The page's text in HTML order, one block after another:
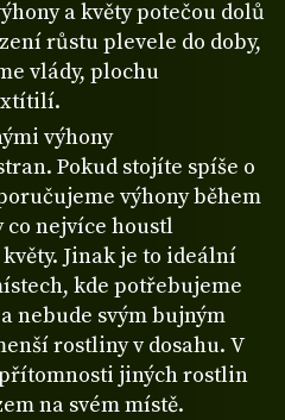
a květy potečou dolů
růstu plevele do doby,
vlády, plochu
výhony
Pokud stojíte spíše o
výhony během
co nejvíce houstl
Jinak je to ideální
kde potřebujeme
nebude svým bujným
rostliny v dosahu. V
jiných rostlin
na svém místě.